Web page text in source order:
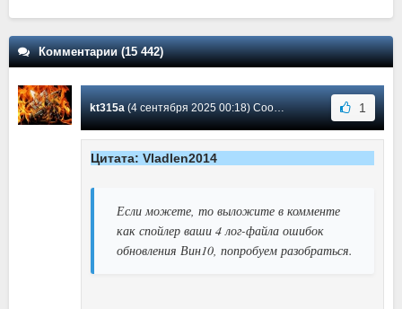
Комментарии (15 442)
kt315a(4 сентября 2025 00:18) Сообщение #10970 1
Цитата: Vladlen2014
Если можете, то выложите в комменте
как спойлер ваши 4 лог-файла ошибок
обновления Вин10, попробуем разобраться.